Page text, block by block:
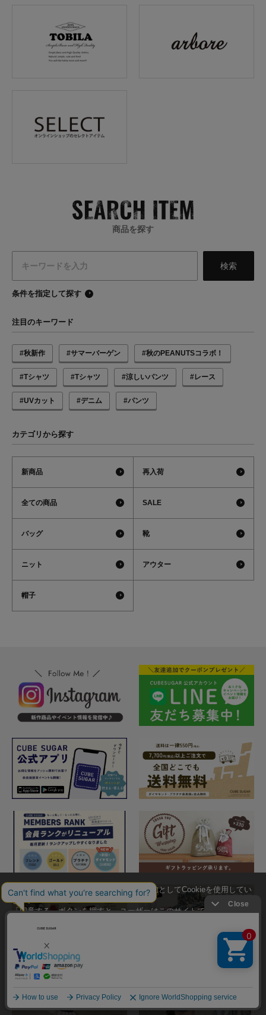
商品を探す
条件を指定して探す
注目のキーワード
#秋新作 #サマーバーゲン #秋のPEANUTSコラボ！
#Tシャツ #Tシャツ #涼しいパンツ #レース
#UVカット #デニム #パンツ
カテゴリから探す
新商品 再入荷
全ての商品 SALE
バッグ 靴
ニット アウター
帽子
当サイトではユーザーの利便性向上を目的としてCookieを使用してい
ます。
「同意する」ボタンを押すと、ユーザーはこのサイトでのCookieの使
Cookieの使用に関する詳細は「
」をご覧ください。